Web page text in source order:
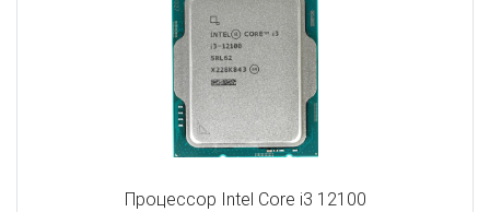
Процессор Intel Core i3 12100